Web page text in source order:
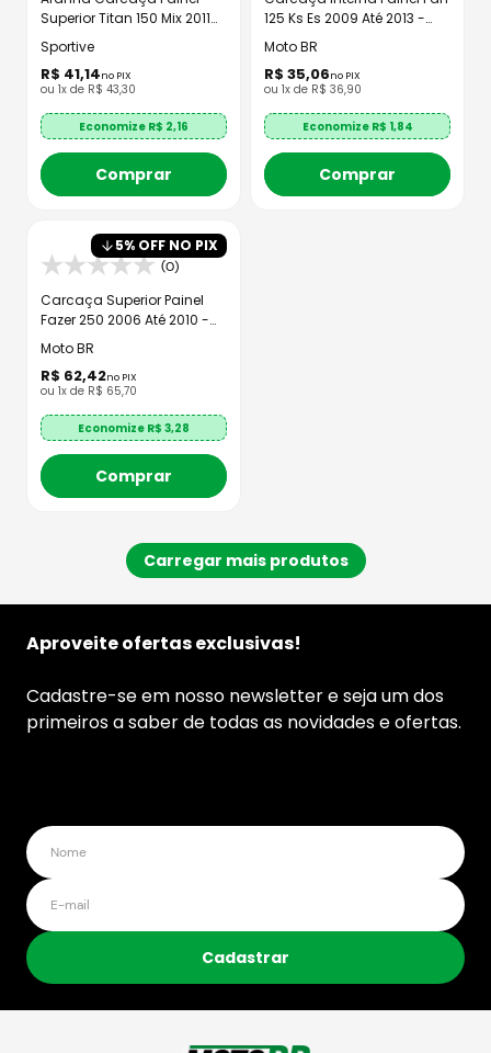
Superior Titan 150 Mix 2011
Até 2013
Sportive
R$ 41,14no PIX
ou 1x de R$ 43,30
Economize R$ 2,16
Comprar
125 Ks Es 2009 Até 2013 -
MTBR
Moto BR
R$ 35,06no PIX
ou 1x de R$ 36,90
Economize R$ 1,84
Comprar
5% OFF NO PIX
(0)
Carcaça Superior Painel
Fazer 250 2006 Até 2010 -
MTBR
Moto BR
R$ 62,42no PIX
ou 1x de R$ 65,70
Economize R$ 3,28
Comprar
Aproveite ofertas exclusivas!
Cadastre-se em nosso newsletter e seja um dos
primeiros a saber de todas as novidades e ofertas.
Cadastrar